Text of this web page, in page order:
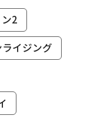
2
イジング